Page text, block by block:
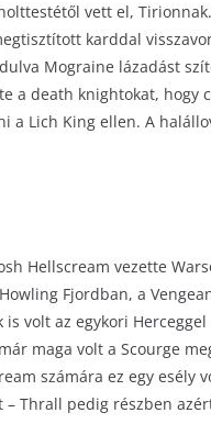
vett el,
karddal
Mograine lázadást
a death knightokat, hogy
Lich King ellen. A
Hellscream vezette
Fjordban, a
volt az egykori
maga volt a Scourge
számára ez egy esély
Thrall pedig részben